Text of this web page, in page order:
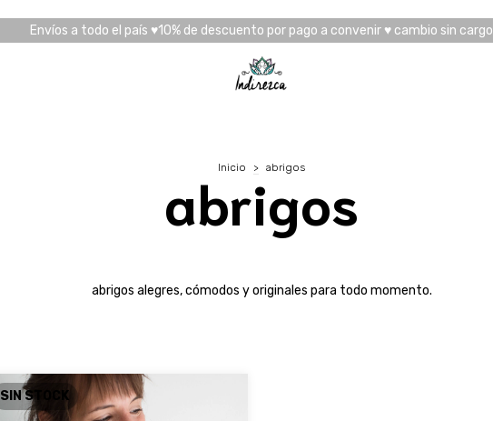
Envíos a todo el país ♥10% de descuento por pago a convenir ♥ cambio sin cargo
Inicio > abrigos
abrigos
abrigos alegres, cómodos y originales para todo momento.
SIN STOCK